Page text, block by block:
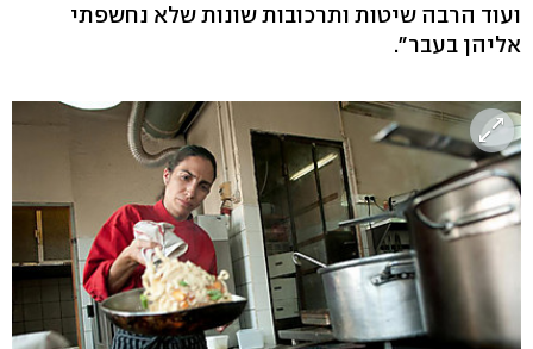
ועוד הרבה שיטות ותרכובות שונות שלא נחשפתי
אליהן בעבר".